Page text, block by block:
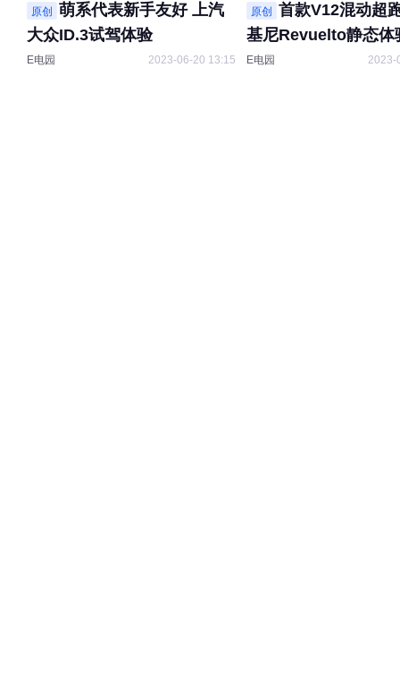
原创
萌系代表新手友好 上汽
大众ID.3试驾体验
E电园 2023-06-20 13:15
原创
首款V12混动超
基尼Revuelto静态体
E电园 2023-